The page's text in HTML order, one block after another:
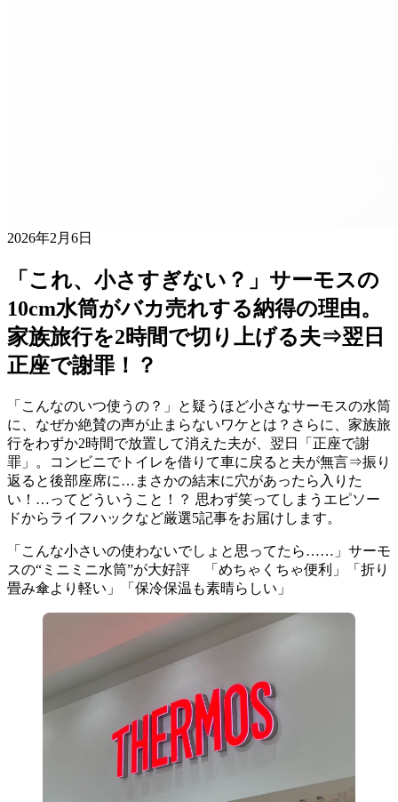
2026年2月6日
「これ、小さすぎない？」サーモスの
10cm水筒がバカ売れする納得の理由。
家族旅行を2時間で切り上げる夫⇒翌日
正座で謝罪！？
「こんなのいつ使うの？」と疑うほど小さなサーモスの水筒
に、なぜか絶賛の声が止まらないワケとは？さらに、家族旅
行をわずか2時間で放置して消えた夫が、翌日「正座で謝
罪」。コンビニでトイレを借りて車に戻ると夫が無言⇒振り
返ると後部座席に…まさかの結末に穴があったら入りた
い！…ってどういうこと！？ 思わず笑ってしまうエピソー
ドからライフハックなど厳選5記事をお届けします。
「こんな小さいの使わないでしょと思ってたら……」サーモ
スの“ミニミニ水筒”が大好評 「めちゃくちゃ便利」「折り
畳み傘より軽い」「保冷保温も素晴らしい」